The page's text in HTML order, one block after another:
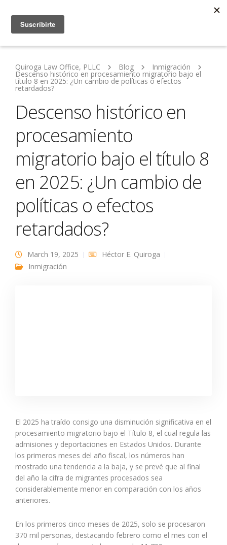
Quiroga Law Office, PLLC Blog Inmigración
Descenso histórico en procesamiento migratorio bajo el
título 8 en 2025: ¿Un cambio de políticas o efectos
retardados?
Descenso histórico en
procesamiento
migratorio bajo el título 8
en 2025: ¿Un cambio de
políticas o efectos
retardados?
March 19, 2025
Héctor E. Quiroga
Inmigración
El 2025 ha traído consigo una disminución significativa en el
procesamiento migratorio bajo el Título 8, el cual regula las
admisiones y deportaciones en Estados Unidos. Durante
los primeros meses del año fiscal, los números han
mostrado una tendencia a la baja, y se prevé que al final
del año la cifra de migrantes procesados sea
considerablemente menor en comparación con los años
anteriores.
En los primeros cinco meses de 2025, solo se procesaron
370 mil personas, destacando febrero como el mes con el